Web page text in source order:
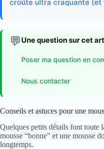
croûte ultra craquante (et
💬 Une question sur cet
Poser ma question en
Nous contacter
Conseils et astuces pour une
Quelques petits détails font toute
mousse “bonne” et une mousse
longtemps.